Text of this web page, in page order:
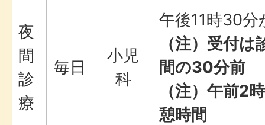
夜
間
診
療
毎日
小児
科
午後11時30
（注）受付
間の30分前
（注）午前2
憩時間